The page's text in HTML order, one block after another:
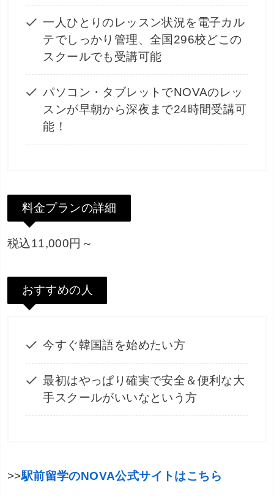
一人ひとりのレッスン状況を電子カル
テでしっかり管理、全国296校どこの
スクールでも受講可能
パソコン・タブレットでNOVAのレッ
スンが早朝から深夜まで24時間受講可
能！
料金プランの詳細
税込11,000円～
おすすめの人
今すぐ韓国語を始めたい方
最初はやっぱり確実で安全＆便利な大
手スクールがいいなという方
>>駅前留学のNOVA公式サイトはこちら